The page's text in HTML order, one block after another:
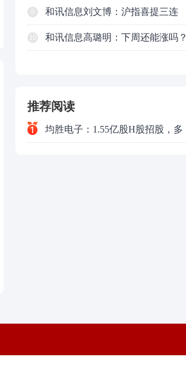
元
险代理人套取手续费，跨区域经营
保险业务，英大泰和财产保险股份
力位，新一轮变盘窗口要来了
和讯信息刘文博：沪指喜提三连
阳，情绪持续修复
和讯信息高璐明：下周还能涨吗？
推荐阅读
均胜电子：1.55亿股H股招股，多